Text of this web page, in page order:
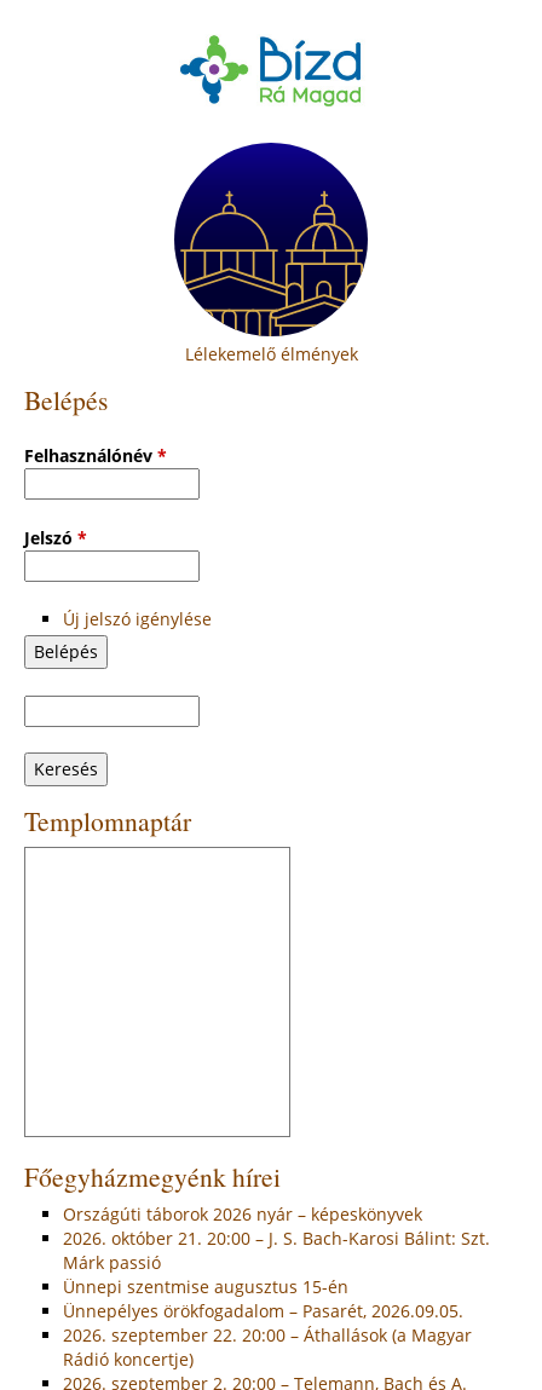
Lélekemelő élmények
Belépés
Felhasználónév *
Jelszó *
Új jelszó igénylése
Keresés
űrlap
Templomnaptár
Főegyházmegyénk hírei
Országúti táborok 2026 nyár – képeskönyvek
2026. október 21. 20:00 – J. S. Bach-Karosi Bálint: Szt.
Márk passió
Ünnepi szentmise augusztus 15-én
Ünnepélyes örökfogadalom – Pasarét, 2026.09.05.
2026. szeptember 22. 20:00 – Áthallások (a Magyar
Rádió koncertje)
2026. szeptember 2. 20:00 – Telemann, Bach és A.